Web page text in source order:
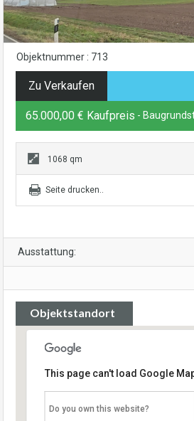
Objektnummer : 713
Zu Verkaufen
65.000,00 € Kaufpreis -
1068 qm
Seite drucken..
Ausstattung:
Objektstandort
This page can't load Google
Do you own this website?